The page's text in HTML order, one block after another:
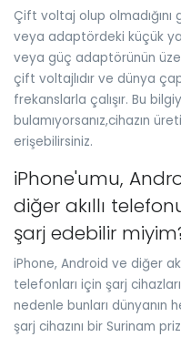
Çift voltaj olup
veya adaptördeki küçük
veya güç adaptörünün
çift voltajlıdır ve dünya
frekanslarla çalışır. Bu
bulamıyorsanız,cihazın
erişebilirsiniz.
iPhone'umu,
diğer akıllı
şarj edebilir
iPhone, Android ve diğer
telefonları için şarj
nedenle bunları dünyanın
şarj cihazını bir Surinam